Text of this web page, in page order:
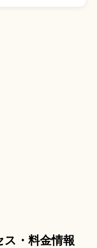
の道真公薨去後、御墓所の上
・料金情報